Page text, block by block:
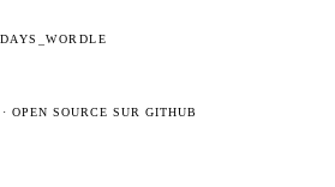
· OPEN SOURCE SUR GITHUB